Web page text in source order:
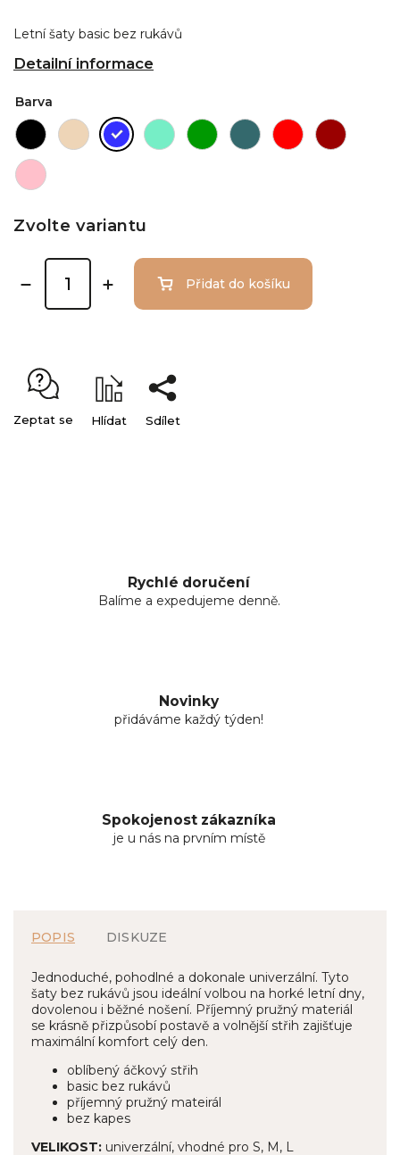
Letní šaty basic bez rukávů
Detailní informace
Barva
Zvolte variantu
Přidat do košíku
Zeptat se Hlídat Sdílet
Rychlé doručení
Balíme a expedujeme denně.
Novinky
přidáváme každý týden!
Spokojenost zákazníka
je u nás na prvním místě
POPIS DISKUZE
Jednoduché, pohodlné a dokonale univerzální. Tyto
šaty bez rukávů jsou ideální volbou na horké letní dny,
dovolenou i běžné nošení. Příjemný pružný materiál
se krásně přizpůsobí postavě a volnější střih zajišťuje
maximální komfort celý den.
oblíbený áčkový střih
basic bez rukávů
příjemný pružný mateirál
bez kapes
VELIKOST: univerzální, vhodné pro S, M, L